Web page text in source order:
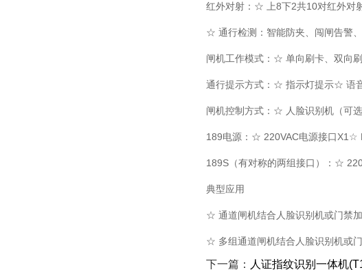
红外对射：☆ 上8下2共10对红外对
☆ 通行检测：智能防夹、闯闸告警
闸机工作模式：☆ 单向刷卡、双向
通行提示方式：☆ 指示灯提示☆ 语
闸机控制方式：☆ 人脸识别机（可
189电源：☆ 220VAC电源接口X1☆
189S（有对称的两组接口）：☆
典型应用
☆ 通道闸机结合人脸识别机或门禁
☆ 多组通道闸机结合人脸识别机或
下一篇： 人证指纹识别一体机